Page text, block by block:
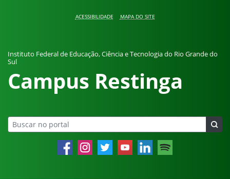
ACESSIBILIDADE MAPA DO SITE
Instituto Federal de Educação, Ciência e Tecnologia do Rio Grande do
Sul
Campus Restinga
FacebookInstagramTwitter YouTube LinkedIn Spotify